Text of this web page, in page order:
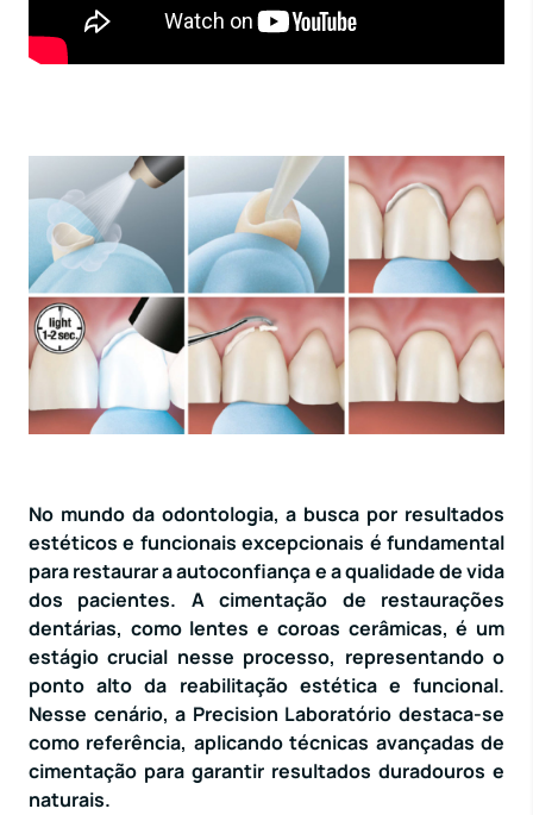
No mundo da odontologia, a busca por resultados
estéticos e funcionais excepcionais é fundamental
para restaurar a autoconfiança e a qualidade de vida
dos pacientes. A cimentação de restaurações
dentárias, como lentes e coroas cerâmicas, é um
estágio crucial nesse processo, representando o
ponto alto da reabilitação estética e funcional.
Nesse cenário, a Precision Laboratório destaca-se
como referência, aplicando técnicas avançadas de
cimentação para garantir resultados duradouros e
naturais.